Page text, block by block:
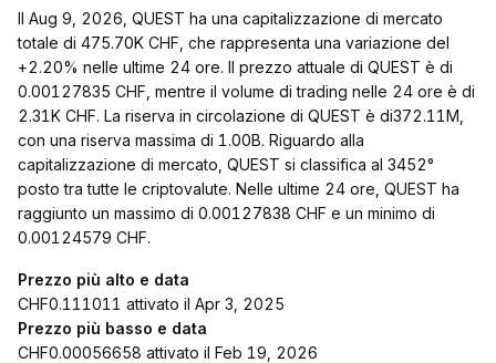
Il Aug 9, 2026, QUEST ha una capitalizzazione di mercato
totale di 475.70K CHF, che rappresenta una variazione del
+2.20% nelle ultime 24 ore. Il prezzo attuale di QUEST è di
0.00127835 CHF, mentre il volume di trading nelle 24 ore è di
2.31K CHF. La riserva in circolazione di QUEST è di372.11M,
con una riserva massima di 1.00B. Riguardo alla
capitalizzazione di mercato, QUEST si classifica al 3452°
posto tra tutte le criptovalute. Nelle ultime 24 ore, QUEST ha
raggiunto un massimo di 0.00127838 CHF e un minimo di
0.00124579 CHF.
Prezzo più alto e data
CHF0.111011 attivato il Apr 3, 2025
Prezzo più basso e data
CHF0.00056658 attivato il Feb 19, 2026